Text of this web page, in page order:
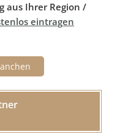
aus Ihrer Region /
eintragen